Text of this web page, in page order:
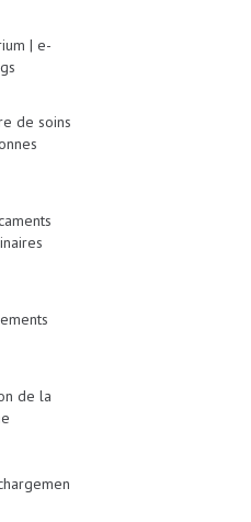
| e-
de soins
de la